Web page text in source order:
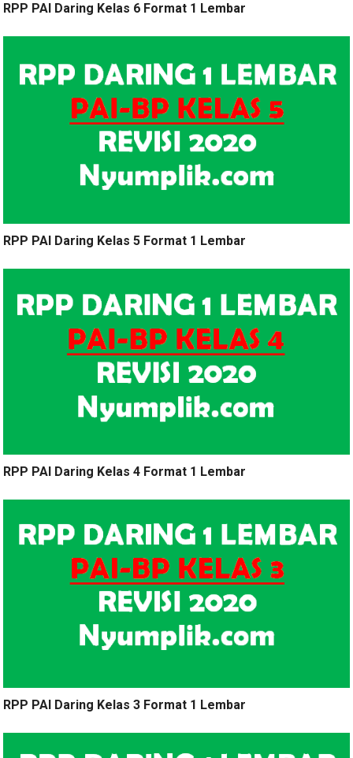
RPP PAI Daring Kelas 6 Format 1 Lembar
RPP PAI Daring Kelas 5 Format 1 Lembar
RPP PAI Daring Kelas 4 Format 1 Lembar
RPP PAI Daring Kelas 3 Format 1 Lembar